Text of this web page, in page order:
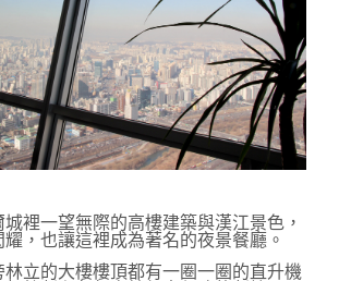
城裡一望無際的高樓建築與漢江景色，
，也讓這裡成為著名的夜景餐廳。
林立的大樓樓頂都有一圈一圈的直升機